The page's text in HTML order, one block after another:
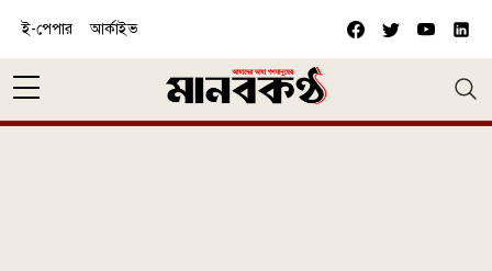
ই-পেপার আর্কাইভ